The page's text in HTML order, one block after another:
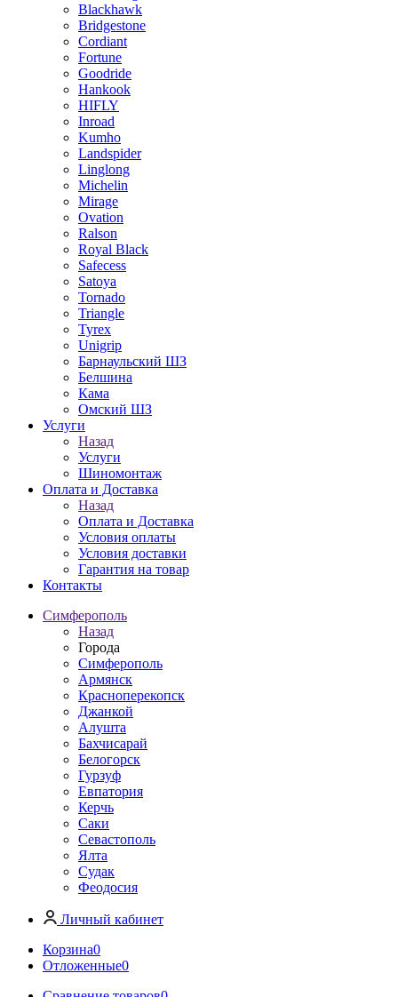
Blackhawk
Bridgestone
Cordiant
Fortune
Goodride
Hankook
HIFLY
Inroad
Kumho
Landspider
Linglong
Michelin
Mirage
Ovation
Ralson
Royal Black
Safecess
Satoya
Tornado
Triangle
Tyrex
Unigrip
Барнаульский ШЗ
Белшина
Кама
Омский ШЗ
Услуги
Назад
Услуги
Шиномонтаж
Оплата и Доставка
Назад
Оплата и Доставка
Условия оплаты
Условия доставки
Гарантия на товар
Контакты
Симферополь
Назад
Города
Симферополь
Армянск
Красноперекопск
Джанкой
Алушта
Бахчисарай
Белогорск
Гурзуф
Евпатория
Керчь
Саки
Севастополь
Ялта
Судак
Феодосия
Личный кабинет
Корзина0
Отложенные0